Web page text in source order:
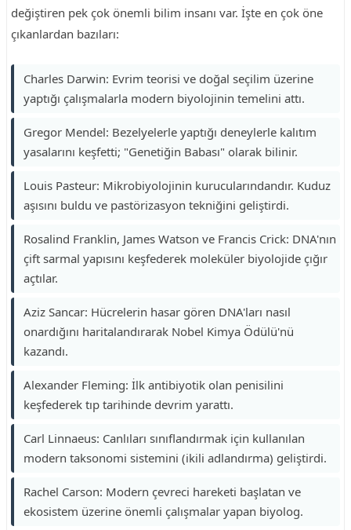
değiştiren pek çok önemli bilim insanı var. İşte en çok öne
çıkanlardan bazıları:
Charles Darwin: Evrim teorisi ve doğal seçilim üzerine
yaptığı çalışmalarla modern biyolojinin temelini attı.
Gregor Mendel: Bezelyelerle yaptığı deneylerle kalıtım
yasalarını keşfetti; "Genetiğin Babası" olarak bilinir.
Louis Pasteur: Mikrobiyolojinin kurucularındandır. Kuduz
aşısını buldu ve pastörizasyon tekniğini geliştirdi.
Rosalind Franklin, James Watson ve Francis Crick: DNA'nın
çift sarmal yapısını keşfederek moleküler biyolojide çığır
açtılar.
Aziz Sancar: Hücrelerin hasar gören DNA'ları nasıl
onardığını haritalandırarak Nobel Kimya Ödülü'nü
kazandı.
Alexander Fleming: İlk antibiyotik olan penisilini
keşfederek tıp tarihinde devrim yarattı.
Carl Linnaeus: Canlıları sınıflandırmak için kullanılan
modern taksonomi sistemini (ikili adlandırma) geliştirdi.
Rachel Carson: Modern çevreci hareketi başlatan ve
ekosistem üzerine önemli çalışmalar yapan biyolog.